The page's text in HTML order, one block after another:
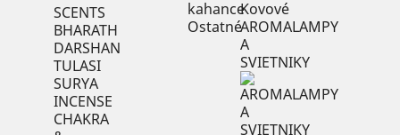
SCENTS
BHARATH
DARSHAN
TULASI
SURYA
INCENSE
CHAKRA
kahance
Ostatné
Kovové
AROMALAMPY
A
SVIETNIKY